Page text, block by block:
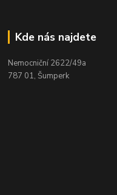
Kde nás najdete
Nemocniční 2622/49a
787 01, Šumperk